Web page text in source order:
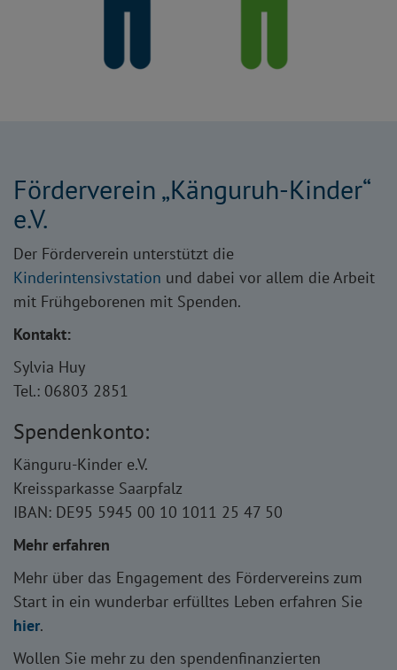
Förderverein „Känguruh-Kinder“
e.V.
Der Förderverein unterstützt die
Kinderintensivstation und dabei vor allem die Arbeit
mit Frühgeborenen mit Spenden.
Kontakt:
Sylvia Huy
Tel.: 06803 2851
Spendenkonto:
Känguru-Kinder e.V.
Kreissparkasse Saarpfalz
IBAN: DE95 5945 00 10 1011 25 47 50
Mehr erfahren
Mehr über das Engagement des Fördervereins zum
Start in ein wunderbar erfülltes Leben erfahren Sie
hier.
Wollen Sie mehr zu den spendenfinanzierten